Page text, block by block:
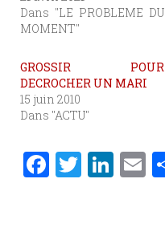
Dans "LE PROBLEME DU
MOMENT"
GROSSIR POUR
DECROCHER UN MARI
15 juin 2010
Dans "ACTU"
F T Li E